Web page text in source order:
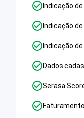
Indicação
Indicação
Indicação
Dados
Serasa